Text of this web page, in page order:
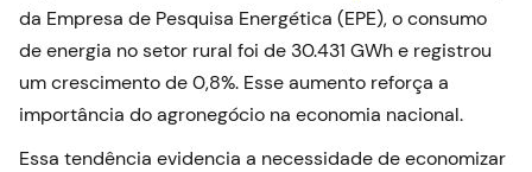
da Empresa de Pesquisa Energética (EPE), o consumo
de energia no setor rural foi de 30.431 GWh e registrou
um crescimento de 0,8%. Esse aumento reforça a
importância do agronegócio na economia nacional.
Essa tendência evidencia a necessidade de economizar